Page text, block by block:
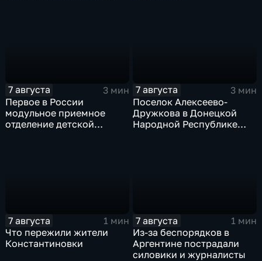
7 августа
3 мин
Первое в России
модульное приемное
отделение детской
7 августа
3 мин
Поселок Алексеево-
Дружкова в Донецкой
Народной Республике
7 августа
1 мин
Что пережили жители
Константиновки
7 августа
1 мин
Из-за беспорядков в
Аргентине пострадали
силовики и журналисты